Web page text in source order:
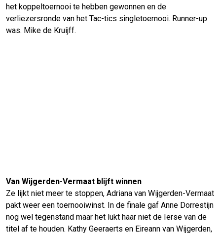
het koppeltoernooi te hebben gewonnen en de
verliezersronde van het Tac-tics singletoernooi. Runner-up
was. Mike de Kruijff.
Van Wijgerden-Vermaat blijft winnen
Ze lijkt niet meer te stoppen, Adriana van Wijgerden-Vermaat
pakt weer een toernooiwinst. In de finale gaf Anne Dorrestijn
nog wel tegenstand maar het lukt haar niet de Ierse van de
titel af te houden. Kathy Geeraerts en Eireann van Wijgerden,